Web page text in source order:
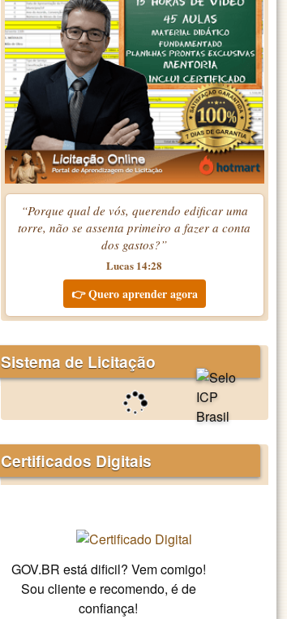
“Porque qual de vós, querendo edificar uma
torre, não se assenta primeiro a fazer a conta
dos gastos?”
Lucas 14:28
👉 Quero aprender agora
Sistema de Licitação
Certificados Digitais
GOV.BR está dificil? Vem comigo!
Sou cliente e recomendo, é de
confiança!